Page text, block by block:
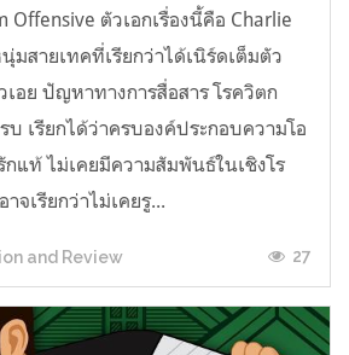
Offensive ตัวเอกเรื่องนี้คือ Charlie
มสายเทคที่เรียกว่าได้เนิร์ดเต็มตัว
อย ปัญหาทางการสื่อสาร โรควิตก
บ เรียกได้ว่าครบองค์ประกอบความโอ
กแท้ ไม่เคยมีความสัมพันธ์ในเชิงโร
จเรียกว่าไม่เคยรู...
and Review 27